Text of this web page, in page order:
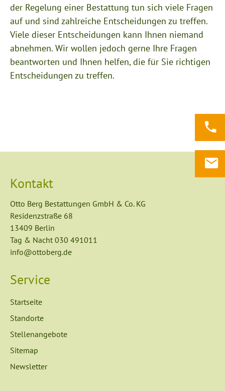
der Regelung einer Bestattung tun sich viele Fragen
auf und sind zahlreiche Entscheidungen zu treffen.
Viele dieser Entscheidungen kann Ihnen niemand
abnehmen. Wir wollen jedoch gerne Ihre Fragen
beantworten und Ihnen helfen, die für Sie richtigen
Entscheidungen zu treffen.
Kontakt
Otto Berg Bestattungen GmbH & Co. KG
Residenzstraße 68
13409 Berlin
Tag & Nacht 030 491011
info@ottoberg.de
Service
Navigation
überspringen
Startseite
Standorte
Stellenangebote
Sitemap
Newsletter